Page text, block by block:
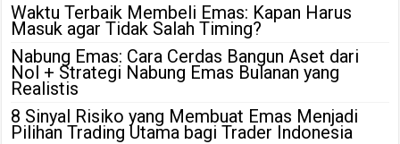
Waktu Terbaik Membeli Emas: Kapan Harus
Masuk agar Tidak Salah Timing?
Nabung Emas: Cara Cerdas Bangun Aset dari
Nol + Strategi Nabung Emas Bulanan yang
Realistis
8 Sinyal Risiko yang Membuat Emas Menjadi
Pilihan Trading Utama bagi Trader Indonesia